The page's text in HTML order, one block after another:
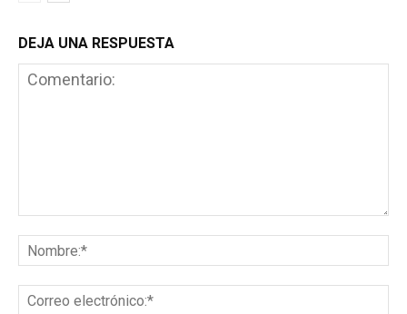
DEJA UNA RESPUESTA